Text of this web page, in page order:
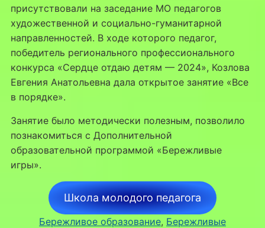
присутствовали на заседание МО педагогов
художественной и социально-гуманитарной
направленностей. В ходе которого педагог,
победитель регионального профессионального
конкурса «Сердце отдаю детям — 2024», Козлова
Евгения Анатольевна дала открытое занятие «Все
в порядке».
Занятие было методически полезным, позволило
познакомиться с Дополнительной
образовательной программой «Бережливые
игры».
Школа молодого педагога
Бережливое образование, Бережливые